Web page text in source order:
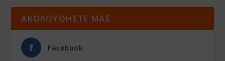
ΑΚΟΛΟΥΘΗΣΤΕ ΜΑΣ
Facebook